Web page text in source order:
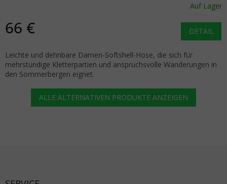
Auf Lager
66 € DETAIL
Leichte und dehnbare Damen-Softshell-Hose, die sich für
mehrstündige Kletterpartien und anspruchsvolle Wanderungen in
den Sommerbergen eignet.
ALLE ALTERNATIVEN PRODUKTE ANZEIGEN